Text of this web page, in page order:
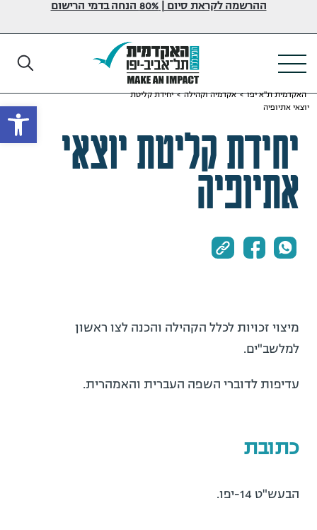
ההרשמה לקראת סיום | 80% הנחה בדמי הרישום
האקדמית ת"א יפו>אקדמיה וקהילה>יחידת קליטת
יוצאי אתיופיה
יחידת קליטת יוצאי
אתיופיה
מיצוי זכויות לכלל הקהילה והכנה לצו ראשון
למלשב"ים.
עדיפות לדוברי השפה העברית והאמהרית.
כתובת
הבעש"ט 14-יפו.